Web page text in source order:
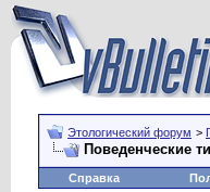
Этологический форум >
Поведенческие
Справка